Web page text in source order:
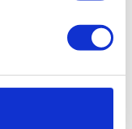
trofei e
durante
ufficiale che